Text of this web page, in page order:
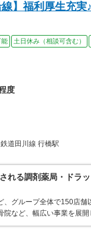
】福利厚生充
能 土日休み（相談可含む）
度
道田川線 行橋駅
れる調剤薬局・ドラ
グループ全体で150店舗
院など、幅広い事業を展